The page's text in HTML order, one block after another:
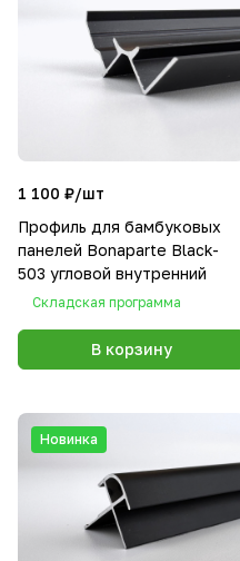
1 100 ₽/шт
Профиль для бамбуковых
панелей Bonaparte Black-
503 угловой внутренний
Складская программа
В корзину
Новинка